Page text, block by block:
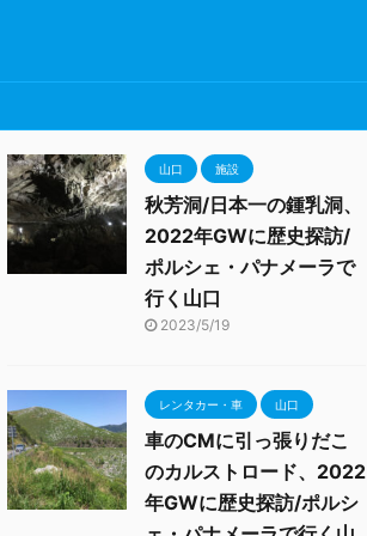
山口 施設
秋芳洞/日本一の鍾乳洞、
2022年GWに歴史探訪/
ポルシェ・パナメーラで
行く山口
2023/5/19
レンタカー・車 山口
車のCMに引っ張りだこ
のカルストロード、2022
年GWに歴史探訪/ポルシ